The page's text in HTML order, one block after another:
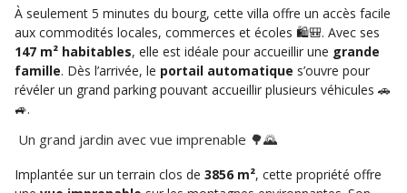
À seulement 5 minutes du bourg, cette villa offre un accès facile
aux commodités locales, commerces et écoles 🛍️🎒. Avec ses
147 m² habitables, elle est idéale pour accueillir une grande
famille. Dès l’arrivée, le portail automatique s’ouvre pour
révéler un grand parking pouvant accueillir plusieurs véhicules 🚗
🚙.
Un grand jardin avec vue imprenable 🌳🌄
Implantée sur un terrain clos de 3856 m², cette propriété offre